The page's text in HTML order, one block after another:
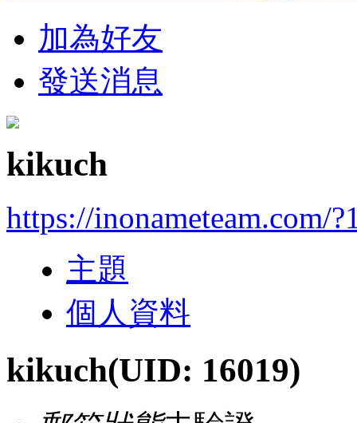
加為好友
發送消息
kikuch
https://inonameteam.com/
主題
個人資料
kikuch(UID: 16019)